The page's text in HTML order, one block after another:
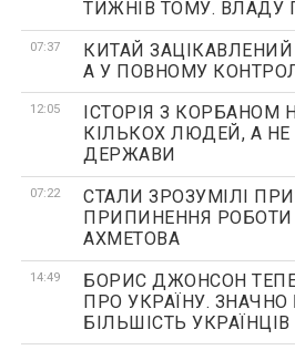
ТИЖНІВ ТОМУ.
07:37
КИТАЙ ЗАЦІКАВЛЕНИЙ
А У ПОВНОМУ
12:05
ІСТОРІЯ З
КІЛЬКОХ ЛЮДЕЙ, А
ДЕРЖАВИ
07:22
СТАЛИ ЗРОЗУМІЛІ
ПРИПИНЕННЯ РОБОТИ
АХМЕТОВА
14:49
БОРИС ДЖОНСОН
ПРО УКРАЇНУ. ЗНАЧНО
БІЛЬШІСТЬ УКРАЇНЦІВ